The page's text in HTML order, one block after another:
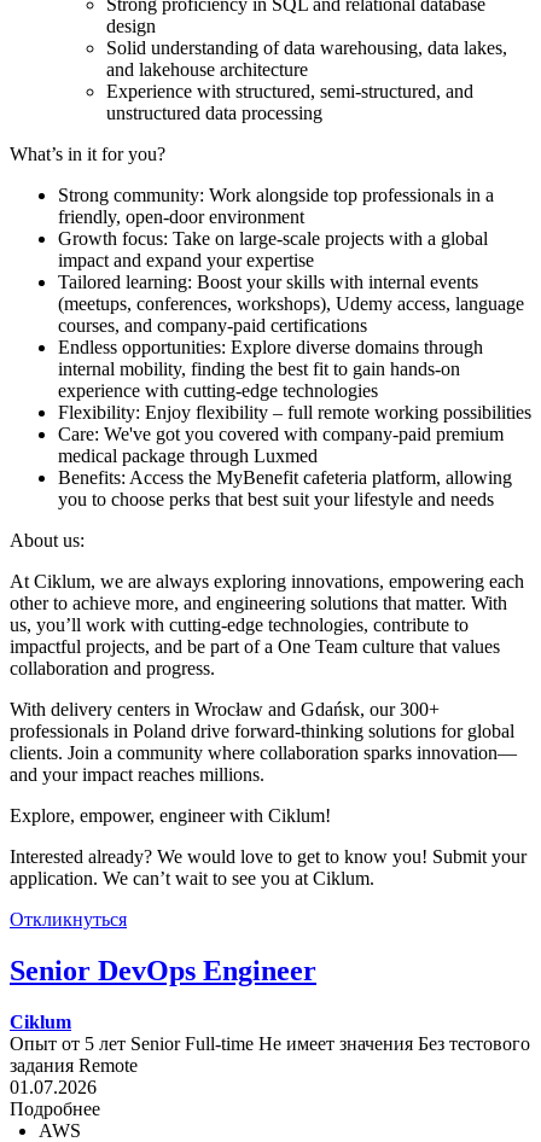
Strong proficiency in SQL and relational database
design
Solid understanding of data warehousing, data lakes,
and lakehouse architecture
Experience with structured, semi-structured, and
unstructured data processing
What’s in it for you?
Strong community: Work alongside top professionals in a
friendly, open-door environment
Growth focus: Take on large-scale projects with a global
impact and expand your expertise
Tailored learning: Boost your skills with internal events
(meetups, conferences, workshops), Udemy access, language
courses, and company-paid certifications
Endless opportunities: Explore diverse domains through
internal mobility, finding the best fit to gain hands-on
experience with cutting-edge technologies
Flexibility: Enjoy flexibility – full remote working possibilities
Care: We've got you covered with company-paid premium
medical package through Luxmed
Benefits: Access the MyBenefit cafeteria platform, allowing
you to choose perks that best suit your lifestyle and needs
About us:
At Ciklum, we are always exploring innovations, empowering each
other to achieve more, and engineering solutions that matter. With
us, you’ll work with cutting-edge technologies, contribute to
impactful projects, and be part of a One Team culture that values
collaboration and progress.
With delivery centers in Wrocław and Gdańsk, our 300+
professionals in Poland drive forward-thinking solutions for global
clients. Join a community where collaboration sparks innovation—
and your impact reaches millions.
Explore, empower, engineer with Ciklum!
Interested already? We would love to get to know you! Submit your
application. We can’t wait to see you at Ciklum.
Откликнуться
Senior DevOps Engineer
Ciklum
Опыт от 5 лет Senior Full-time Не имеет значения Без тестового
задания Remote
01.07.2026
Подробнее
AWS